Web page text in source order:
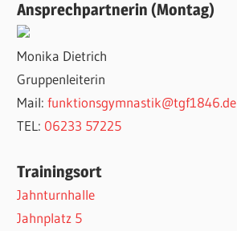
Ansprechpartnerin (Montag)
Monika Dietrich
Gruppenleiterin
Mail:funktionsgymnastik@tgf1846.de
TEL: 06233 57225
Trainingsort
Jahnturnhalle
Jahnplatz 5